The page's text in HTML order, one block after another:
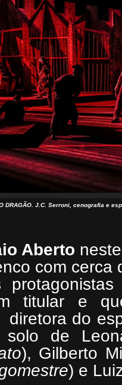
DRAGÃO. J.C. Serroni, cenografia e
Aberto
com cerca
titular e
diretora do
solo de
), Gilberto
) e